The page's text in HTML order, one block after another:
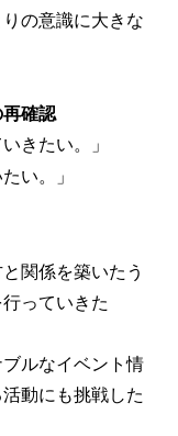
の意識に大きな
再確認
きたい。」
い。」
関係を築いたう
っていきた
ブルなイベント情
動にも挑戦した